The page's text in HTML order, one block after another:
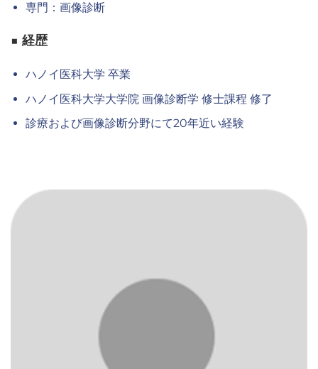
専門：画像診断
■ 経歴
ハノイ医科大学 卒業
ハノイ医科大学大学院 画像診断学 修士課程 修了
診療および画像診断分野にて20年近い経験